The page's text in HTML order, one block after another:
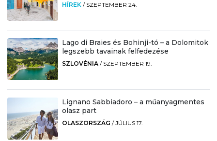
HÍREK / SZEPTEMBER 24.
Lago di Braies és Bohinji-tó – a Dolomitok
legszebb tavainak felfedezése
SZLOVÉNIA / SZEPTEMBER 19.
Lignano Sabbiadoro – a műanyagmentes
olasz part
OLASZORSZÁG /JÚLIUS 17.